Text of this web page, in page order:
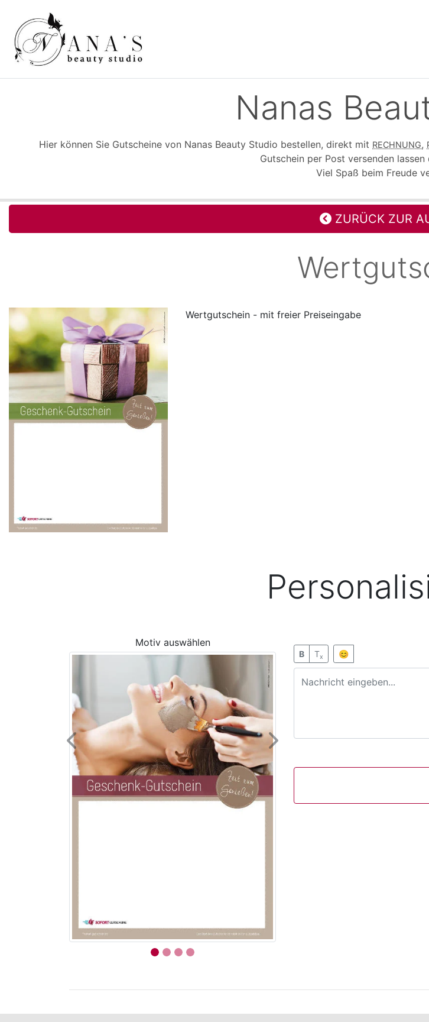
Nanas
Hier können Sie Gutscheine von Nanas Beauty Studio bestellen, direkt mit RECHNUNG,
Gutschein per Post versenden
Viel Spaß beim Freude
ZURÜCK ZUR
Wertgutschein - mit freier Preiseingabe
Motiv auswählen
Previous Next
B Tx 😊
Der folgende Bereich ist nur mit der Maus bedienbar und für Screenreader-